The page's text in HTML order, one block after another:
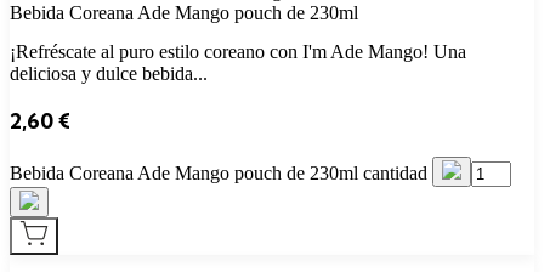
Bebida Coreana Ade Mango pouch de 230ml
¡Refréscate al puro estilo coreano con I'm Ade Mango! Una
deliciosa y dulce bebida...
2,60€
Bebida Coreana Ade Mango pouch de 230ml cantidad